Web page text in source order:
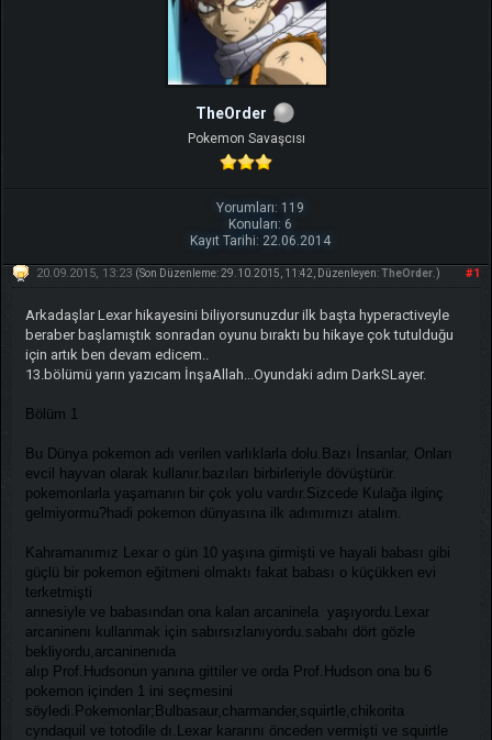
TheOrder
Pokemon Savaşcısı
Yorumları: 119
Konuları: 6
Kayıt Tarihi: 22.06.2014
#1
20.09.2015, 13:23 (Son Düzenleme: 29.10.2015, 11:42, Düzenleyen:TheOrder.)
Arkadaşlar Lexar hikayesini biliyorsunuzdur ilk başta hyperactiveyle
beraber başlamıştık sonradan oyunu bıraktı bu hikaye çok tutulduğu
için artık ben devam edicem..
13.bölümü yarın yazıcam İnşaAllah...Oyundaki adım DarkSLayer.
Bölüm 1
Bu Dünya pokemon adı verilen varlıklarla dolu.Bazı İnsanlar, Onları
evcil hayvan olarak kullanır.bazıları birbirleriyle dövüştürür.
pokemonlarla yaşamanın bir çok yolu vardır.Sizcede Kulağa ilginç
gelmiyormu?hadi pokemon dünyasına ilk adımımızı atalım.
Kahramanımız Lexar o gün 10 yaşına girmişti ve hayali babası gibi
güçlü bir pokemon eğitmeni olmaktı fakat babası o küçükken evi
terketmişti
annesiyle ve babasından ona kalan arcaninela yaşıyordu.Lexar
arcaninenı kullanmak için sabırsızlanıyordu.sabahı dört gözle
bekliyordu,arcaninenıda
alıp Prof.Hudsonun yanına gittiler ve orda Prof.Hudson ona bu 6
pokemon içinden 1 ini seçmesini
söyledi.Pokemonlar;Bulbasaur,charmander,squirtle,chikorita
cyndaquil ve totodile dı.Lexar kararını önceden vermişti ve squirtle